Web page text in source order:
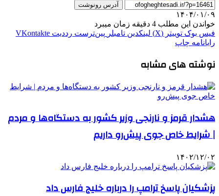
آدرس رونوشت
۱۴۰۴/۰۱/۰۹
خواندن این مطلب 4 دقیقه زمان میبرد
فیس بوک توییتر (X) لینکدین ‫تامبلر ‫پین‌ترست ‫رددیت ‫VKontakte
رایانامه چاپ
نوشته های مشابه
هشدار قرمز و نارنجی وزیر کشور به دستگاه‌ها و مردم
| شرایط خاص جوی پیش‌رو داریم
۱۴۰۲/۱۲/۰۲
پزشکیان پاسخ ترامپ را درباره خلیج فارس داد